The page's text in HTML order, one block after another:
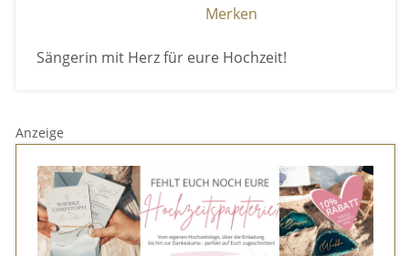
Merken
Sängerin mit Herz für eure Hochzeit!
Anzeige